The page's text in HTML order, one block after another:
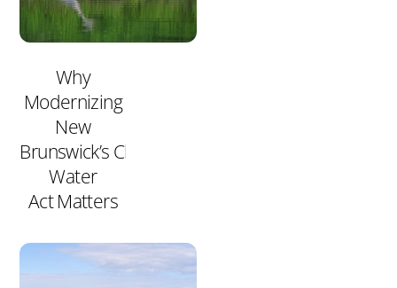
Why
Modernizing
New
Brunswick’s Clean
Water
Act Matters